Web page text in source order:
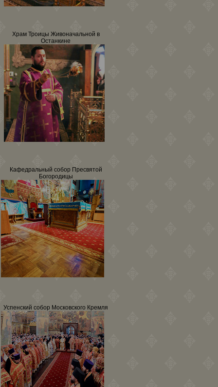
Храм Троицы Живоначальной в
Останкине
Кафедральный собор Пресвятой
Богородицы
Успенский собор Московского Кремля